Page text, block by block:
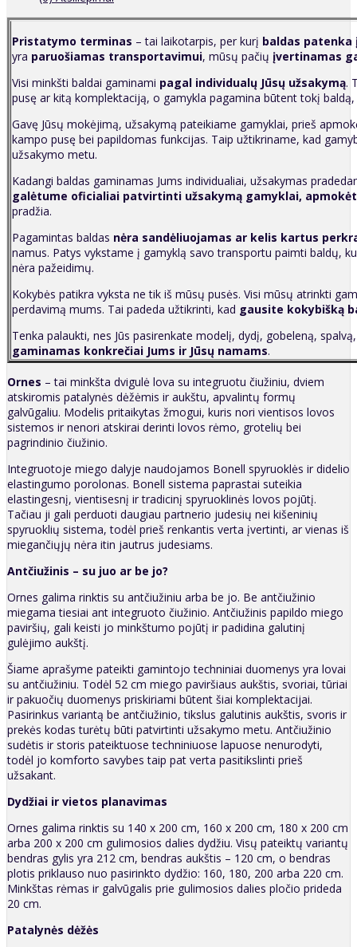
Pristatymo terminas – tai laikotarpis, per kurį baldas patenka
yra paruošiamas transportavimui, mūsų pačių įvertinamas
Visi minkšti baldai gaminami pagal individualų Jūsų užsakymą.
pusę ar kitą komplektaciją, o gamykla pagamina būtent tokį
Gavę Jūsų mokėjimą, užsakymą pateikiame gamyklai, prieš
kampo pusę bei papildomas funkcijas. Taip užtikriname, kad
užsakymo metu.
Kadangi baldas gaminamas Jums individualiai, užsakymas
galėtume oficialiai patvirtinti užsakymą gamyklai,
pradžia.
Pagamintas baldas nėra sandėliuojamas ar kelis kartus
namus. Patys vykstame į gamyklą savo transportu paimti baldų,
nėra pažeidimų.
Kokybės patikra vyksta ne tik iš mūsų pusės. Visi mūsų atrinkti
perdavimą mums. Tai padeda užtikrinti, kad gausite kokybišką
Tenka palaukti, nes Jūs pasirenkate modelį, dydį, gobeleną,
gaminamas konkrečiai Jums ir Jūsų namams.
Ornes – tai minkšta dvigulė lova su integruotu čiužiniu, dviem
atskiromis patalynės dėžėmis ir aukštu, apvalintų formų
galvūgaliu. Modelis pritaikytas žmogui, kuris nori vientisos lovos
sistemos ir nenori atskirai derinti lovos rėmo, grotelių bei
pagrindinio čiužinio.
Integruotoje miego dalyje naudojamos Bonell spyruoklės ir didelio
elastingumo porolonas. Bonell sistema paprastai suteikia
elastingesnį, vientisesnį ir tradicinį spyruoklinės lovos pojūtį.
Tačiau ji gali perduoti daugiau partnerio judesių nei kišeninių
spyruoklių sistema, todėl prieš renkantis verta įvertinti, ar vienas iš
miegančiųjų nėra itin jautrus judesiams.
Antčiužinis – su juo ar be jo?
Ornes galima rinktis su antčiužiniu arba be jo. Be antčiužinio
miegama tiesiai ant integruoto čiužinio. Antčiužinis papildo miego
paviršių, gali keisti jo minkštumo pojūtį ir padidina galutinį
gulėjimo aukštį.
Šiame aprašyme pateikti gamintojo techniniai duomenys yra lovai
su antčiužiniu. Todėl 52 cm miego paviršiaus aukštis, svoriai, tūriai
ir pakuočių duomenys priskiriami būtent šiai komplektacijai.
Pasirinkus variantą be antčiužinio, tikslus galutinis aukštis, svoris ir
prekės kodas turėtų būti patvirtinti užsakymo metu. Antčiužinio
sudėtis ir storis pateiktuose techniniuose lapuose nenurodyti,
todėl jo komforto savybes taip pat verta pasitikslinti prieš
užsakant.
Dydžiai ir vietos planavimas
Ornes galima rinktis su 140 x 200 cm, 160 x 200 cm, 180 x 200 cm
arba 200 x 200 cm gulimosios dalies dydžiu. Visų pateiktų variantų
bendras gylis yra 212 cm, bendras aukštis – 120 cm, o bendras
plotis priklauso nuo pasirinkto dydžio: 160, 180, 200 arba 220 cm.
Minkštas rėmas ir galvūgalis prie gulimosios dalies pločio prideda
20 cm.
Patalynės dėžės